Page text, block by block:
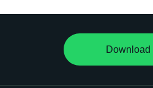
Download